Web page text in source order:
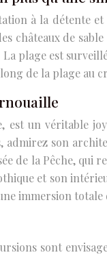
à la détente
châteaux de
plage est
de la plage au
est un véritable
admirez son
de la Pêche, qui
et son
immersion
sont